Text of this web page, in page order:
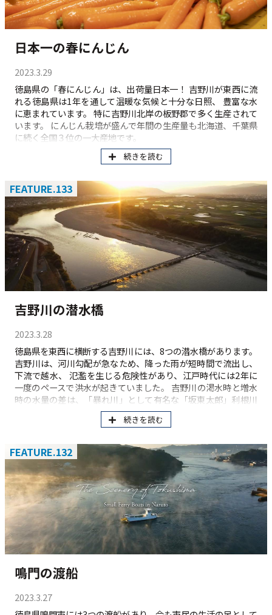
日本一の春にんじん
2023.3.29
徳島県の「春にんじん」は、出荷量日本一！ 吉野川が東西に流
れる徳島県は1年を通して温暖な気候と十分な日照、 豊富な水
に恵まれています。 特に吉野川北岸の板野郡で多く生産されて
います。 にんじん栽培が盛んで年間の生産量も北海道、千葉県
に続く全国３位の一大産地です。
続きを読む
FEATURE.133
吉野川の潜水橋
2023.3.28
徳島県を東西に横断する吉野川には、8つの潜水橋があります。
吉野川は、河川勾配が急なため、降った雨が短時間で流出し、
下流で越水、 氾濫を生じる危険性があり、江戸時代には2年に
一度のペースで洪水が起きていました。 吉野川の渇水時と増水
時の水量の差は、「暴れ川」として有名な「坂東太郎」利根川
の4倍近くあり、治水の難しさでは日本一といわれています。 川
に橋を架けても流されてしまうため、大雨のときには水没して
堤防より低い位置で架けられており、 流木等が引っ掛かって橋
に負担がかからない様に欄干が無いのが特徴です。 ノスタルジ
ックなイメージが撮影スポットや映画のロケ地として人気を集
めています。 生活道路としての機能のほか、遍路道にも何本か
の潜水橋があり 近い川面の風景は歩き遍路の癒やしになってい
ます。 吉野川にかかる潜水橋（2023年1月現在） 脇町橋 大野島
橋 川島橋 千田橋 学島橋 学北橋 香美橋 高瀬橋 徳島県「橋の博物
館とくしま」 https://www.pref.tokushima.lg.jp/bridge/
続きを読む
FEATURE.132
鳴門の渡船
2023.3.27